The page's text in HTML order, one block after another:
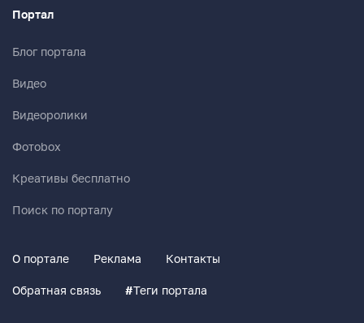
Портал
Блог портала
Видео
Видеоролики
Фотоbox
Креативы бесплатно
Поиск по порталу
О портале Реклама Контакты
Обратная связь #Теги портала